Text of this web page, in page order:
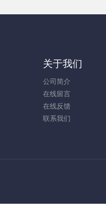
关于我们
公司简介
在线留言
在线反馈
联系我们